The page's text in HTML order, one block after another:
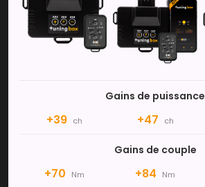
Gains de puissance
+39 ch +47 ch
Gains de couple
+70 Nm +84 Nm